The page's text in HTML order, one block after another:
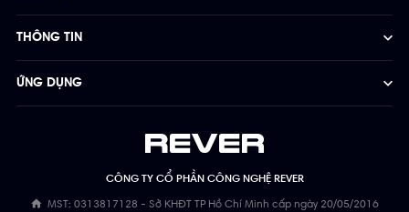
CÔNG TY CỔ PHẦN CÔNG NGHỆ REVER
MST: 0313817128 - Sở KHĐT TP Hồ Chí Minh cấp ngày 20/05/2016
THÔNG TIN
ỨNG DỤNG